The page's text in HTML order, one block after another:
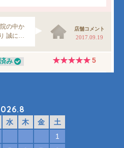
水 木 金
土
1